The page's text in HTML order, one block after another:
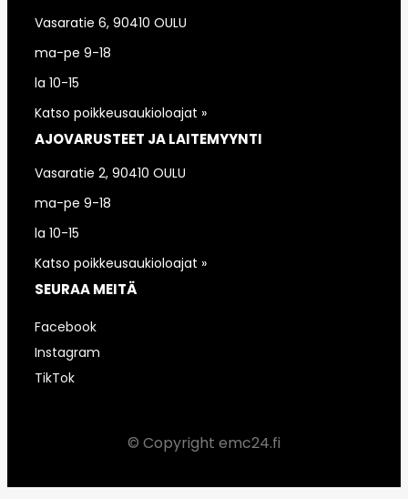
Vasaratie 6, 90410 OULU
ma-pe 9-18
la 10-15
Katso poikkeusaukioloajat »
AJOVARUSTEET JA LAITEMYYNTI
Vasaratie 2, 90410 OULU
ma-pe 9-18
la 10-15
Katso poikkeusaukioloajat »
SEURAA MEITÄ
Facebook
Instagram
TikTok
© Copyright emc24.fi